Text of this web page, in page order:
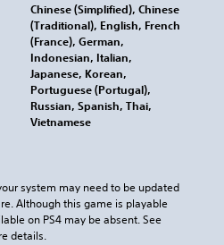
Chinese (Simplified), Chinese
(Traditional), English, French
(France), German,
Indonesian, Italian,
Japanese, Korean,
Portuguese (Portugal),
Russian, Spanish, Thai,
Vietnamese
system may need to be updated
Although this game is playable
on PS4 may be absent. See
details.